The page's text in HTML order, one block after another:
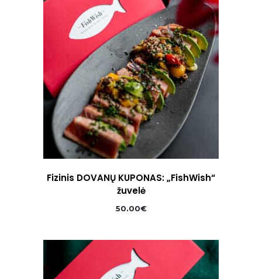
Fizinis DOVANŲ KUPONAS: „FishWish“
žuvelė
50.00€